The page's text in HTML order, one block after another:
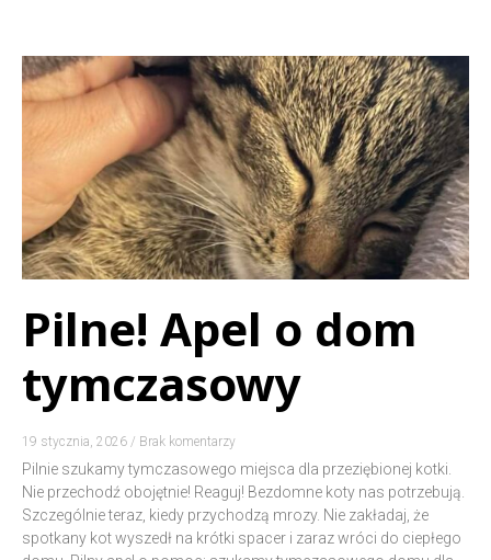
Pilne! Apel o dom
tymczasowy
19 stycznia, 2026 Brak komentarzy
Pilnie szukamy tymczasowego miejsca dla przeziębionej kotki.
Nie przechodź obojętnie! Reaguj! Bezdomne koty nas potrzebują.
Szczególnie teraz, kiedy przychodzą mrozy. Nie zakładaj, że
spotkany kot wyszedł na krótki spacer i zaraz wróci do ciepłego